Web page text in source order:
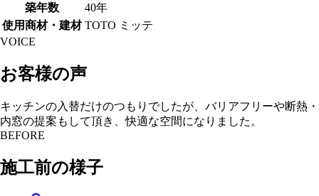
築年数
40年
使用商材・建材 TOTO ミッテ
VOICE
お客様の声
キッチンの入替だけのつもりでしたが、バリアフリーや断熱・
内窓の提案もして頂き、快適な空間になりました。
BEFORE
施工前の様子